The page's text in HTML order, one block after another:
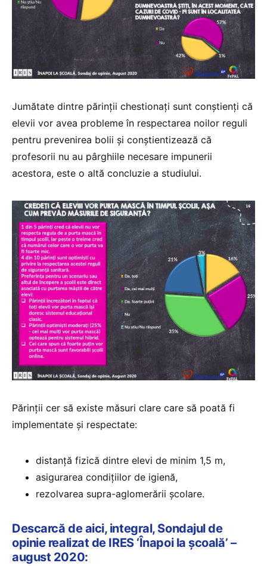
Jumătate dintre părinții chestionați sunt conștienți că
elevii vor avea probleme în respectarea noilor reguli
pentru prevenirea bolii și conștientizează că
profesorii nu au pârghiile necesare impunerii
acestora, este o altă concluzie a studiului.
Părinții cer să existe măsuri clare care să poată fi
implementate și respectate:
distanță fizică dintre elevi de minim 1,5 m,
asigurarea condițiilor de igienă,
rezolvarea supra-aglomerării școlare.
Descarcă de aici, integral, Sondajul de
opinie realizat de IRES ‘Înapoi la școală’ –
august 2020: